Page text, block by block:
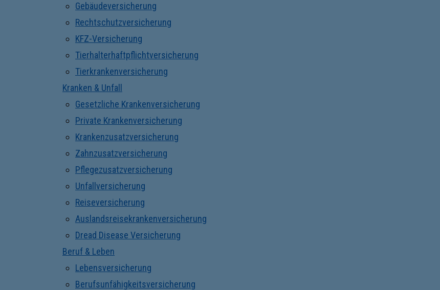
Gebäudeversicherung
Rechtschutzversicherung
KFZ-Versicherung
Tierhalterhaftpflichtversicherung
Tierkrankenversicherung
Kranken & Unfall
Gesetzliche Krankenversicherung
Private Krankenversicherung
Krankenzusatzversicherung
Zahnzusatzversicherung
Pflegezusatzversicherung
Unfallversicherung
Reiseversicherung
Auslandsreisekrankenversicherung
Dread Disease Versicherung
Beruf & Leben
Lebensversicherung
Berufsunfähigkeitsversicherung